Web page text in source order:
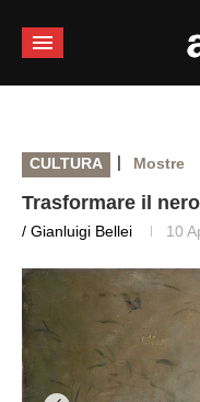
CULTURA | Mostre
Trasformare il
/ Gianluigi Bellei 10